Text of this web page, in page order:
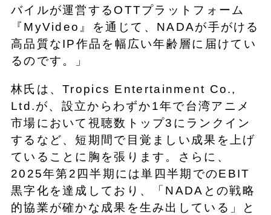
バイルが運営するOTTプラットフォーム
『MyVideo』を通じて、NADAが手がける
高品質なIP作品を幅広い年齢層に届けてい
るのです。」
林氏は、Tropics Entertainment Co.,
Ltd.が、設立からわずか1年で台湾アニメ
市場において視聴数トップ3にランクイン
するなど、短期間で目覚ましい成果を上げ
ていることに胸を張ります。さらに、
2025年第2四半期には単四半期でのEBIT
黒字化を達成しており、「NADAとの戦略
的協業が確かな成果を生み出している」と